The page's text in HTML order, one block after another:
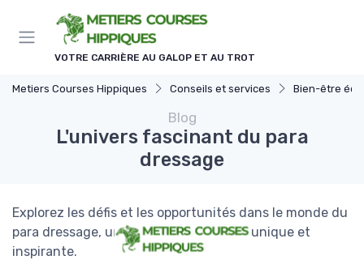
VOTRE CARRIÈRE AU GALOP ET AU TROT
Metiers Courses Hippiques Conseils et services Bien-être
Blog
L'univers fascinant du para
dressage
Explorez les défis et les opportunités dans le monde du
para dressage, une discipline équestre unique et
inspirante.
Panneau de gestion des cookies